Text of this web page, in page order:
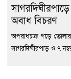
অবাধ বিচরণ
অপরাধচক্র গড়ে তোলার
সাগরদিঘীরপাড় ও ৭